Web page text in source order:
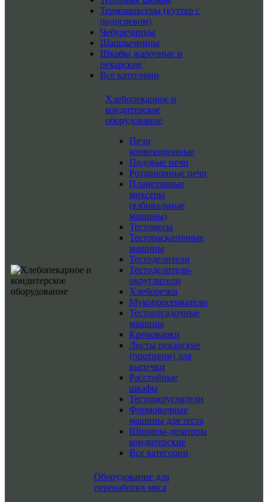
Термомиксеры (куттер с
подогревом)
Чебуречницы
Шашлычницы
Шкафы жарочные и
пекарские
Все категории
Хлебопекарное и
кондитерское
оборудование
Печи
конвекционные
Подовые печи
Ротационные печи
Планетарные
миксеры
(взбивальные
машины)
Тестомесы
Тестораскаточные
машины
Тестоделители
Тестоделители-
округлители
Хлеборезки
Мукопросеиватели
Тестоотсадочные
машины
Кремоварки
Листы пекарские
(противни) для
выпечки
Расстойные
шкафы
Тестоокруглители
Формовочные
машины для теста
Шприцы-дозаторы
кондитерские
Все категории
Оборудование для
переработки мяса